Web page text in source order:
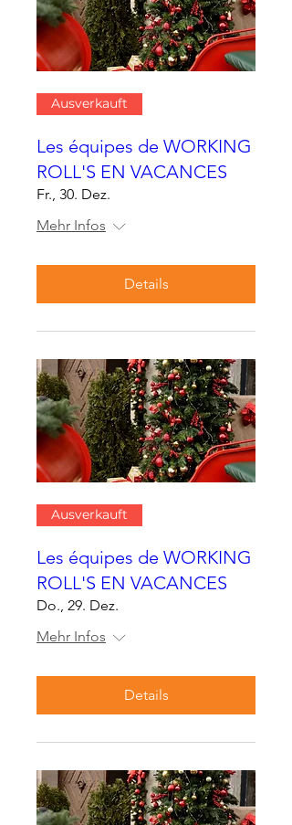
Ausverkauft
Les équipes de WORKING
ROLL'S EN VACANCES
Fr., 30. Dez.
Mehr Infos
Details
Ausverkauft
Les équipes de WORKING
ROLL'S EN VACANCES
Do., 29. Dez.
Mehr Infos
Details